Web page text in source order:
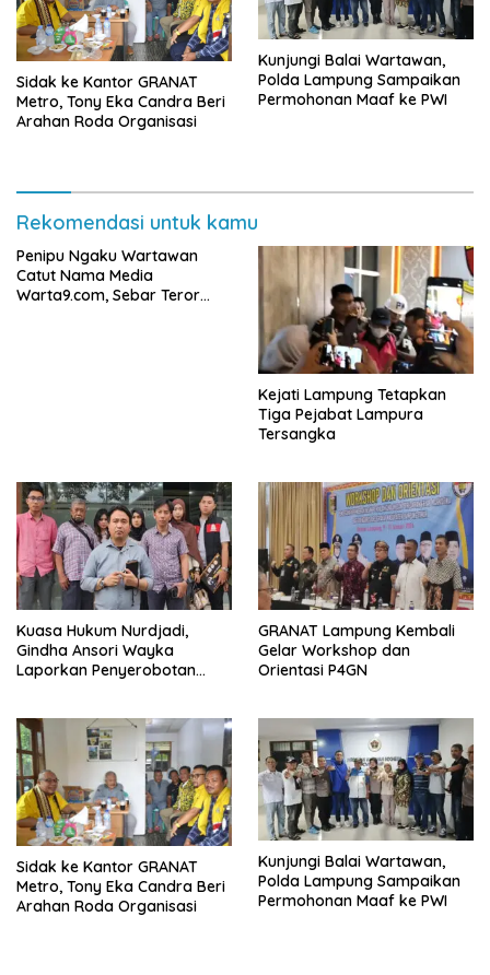
‎Sidak ke Kantor GRANAT
Metro, Tony Eka Candra Beri
Arahan Roda Organisasi
Kunjungi Balai Wartawan,
Polda Lampung Sampaikan
Permohonan Maaf ke PWI
Rekomendasi untuk kamu
Penipu Ngaku Wartawan
Catut Nama Media
Warta9.com, Sebar Teror
Kejati Lampung Tetapkan
Tiga Pejabat Lampura
Tersangka
Kuasa Hukum Nurdjadi,
Gindha Ansori Wayka
Laporkan Penyerobotan
GRANAT Lampung Kembali
Gelar Workshop dan
Orientasi P4GN
‎Sidak ke Kantor GRANAT
Metro, Tony Eka Candra Beri
Arahan Roda Organisasi
Kunjungi Balai Wartawan,
Polda Lampung Sampaikan
Permohonan Maaf ke PWI